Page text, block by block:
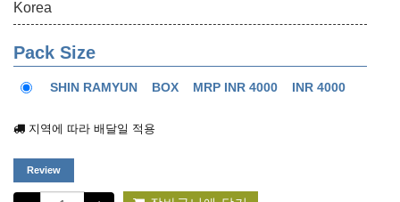
Korea
Pack Size
SHIN RAMYUN BOX MRP INR 4000 INR 4000
지역에 따라 배달일 적용
Review